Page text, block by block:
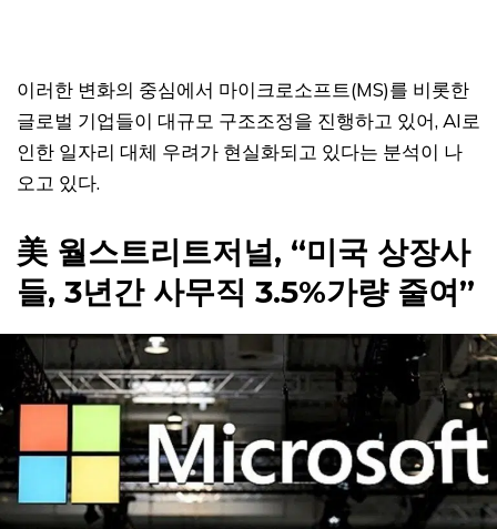
이러한 변화의 중심에서 마이크로소프트(MS)를 비롯한
글로벌 기업들이 대규모 구조조정을 진행하고 있어, AI로
인한 일자리 대체 우려가 현실화되고 있다는 분석이 나
오고 있다.
美 월스트리트저널, “미국 상장사
들, 3년간 사무직 3.5%가량 줄여”